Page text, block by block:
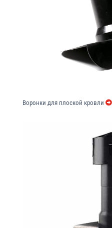
Воронки для плоской кровли